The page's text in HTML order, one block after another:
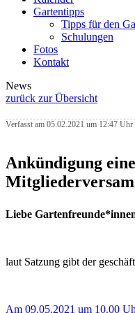
Gartentipps
Tipps für den
Schulungen
Fotos
Kontakt
News
zurück zur Übersicht
Verfasst am 05.02.2021 um 12:47 Uhr
Ankündigung
Liebe
laut Satzung gibt der
Am 09.05.2021 um 10.00